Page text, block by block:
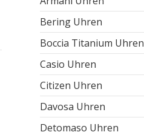
Bering Uhren
Boccia Titanium Uhren
Casio Uhren
Citizen Uhren
Davosa Uhren
Detomaso Uhren